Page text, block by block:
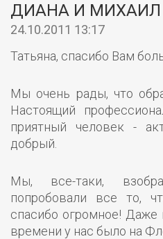
ДИАНА И МИХАИЛ
24.10.2011 13:17
Татьяна, спасибо Вам
Мы очень рады, что
Настоящий
приятный человек -
добрый.
Мы, все-таки,
попробовали все то,
спасибо огромное! Даже
времени у нас было на